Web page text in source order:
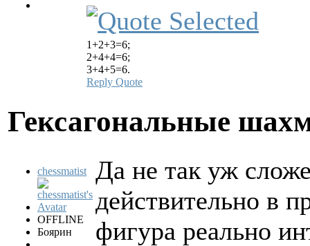
1+2+3=6;
2+4+4=6;
3+4+5=6.
Reply Quote
Гексагональные
chessmatist
OFFLINE
Боярин
Да не так уж
действительно в
фигура реально